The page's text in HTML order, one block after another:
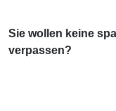
Sie wollen keine
verpassen?